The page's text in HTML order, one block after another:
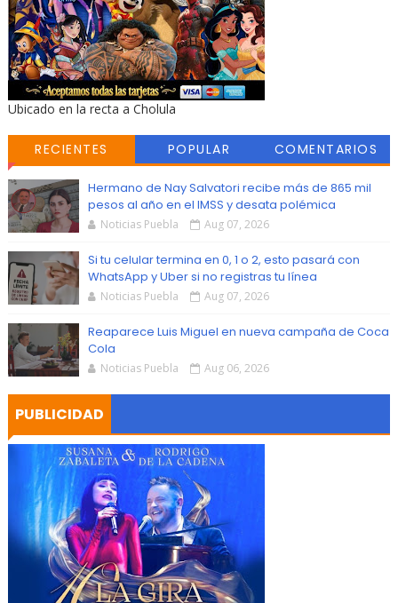
Ubicado en la recta a Cholula
RECIENTES POPULAR COMENTARIOS
Hermano de Nay Salvatori recibe más de 865 mil
pesos al año en el IMSS y desata polémica
Noticias Puebla Aug 07, 2026
Si tu celular termina en 0, 1 o 2, esto pasará con
WhatsApp y Uber si no registras tu línea
Noticias Puebla Aug 07, 2026
Reaparece Luis Miguel en nueva campaña de Coca
Cola
Noticias Puebla Aug 06, 2026
PUBLICIDAD